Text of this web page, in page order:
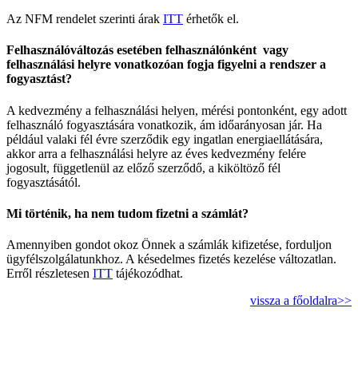
Az NFM rendelet szerinti árak ITT érhetők el.
Felhasználóváltozás esetében felhasználónként vagy
felhasználási helyre vonatkozóan fogja figyelni a rendszer a
fogyasztást?
A kedvezmény a felhasználási helyen, mérési pontonként, egy adott
felhasználó fogyasztására vonatkozik, ám időarányosan jár. Ha
például valaki fél évre szerződik egy ingatlan energiaellátására,
akkor arra a felhasználási helyre az éves kedvezmény felére
jogosult, függetlenül az előző szerződő, a kiköltöző fél
fogyasztásától.
Mi történik, ha nem tudom fizetni a számlát?
Amennyiben gondot okoz Önnek a számlák kifizetése, forduljon
ügyfélszolgálatunkhoz. A késedelmes fizetés kezelése változatlan.
Erről részletesen ITT tájékozódhat.
vissza a főoldalra>>